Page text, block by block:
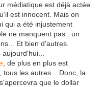
médiatique est déjà actée.
est innocent. Mais on
qui a été injustement
ne manquent pas : un
Et bien d'autres.
, de plus en plus est
tous les autres... Donc, la
que le dollar